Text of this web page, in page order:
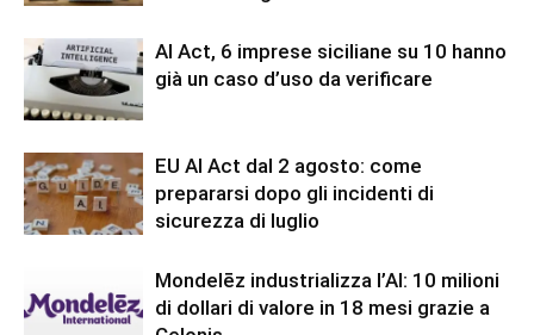
AI Act, 6 imprese siciliane su 10 hanno
già un caso d’uso da verificare
EU AI Act dal 2 agosto: come
prepararsi dopo gli incidenti di
sicurezza di luglio
Mondelēz industrializza l’AI: 10 milioni
di dollari di valore in 18 mesi grazie a